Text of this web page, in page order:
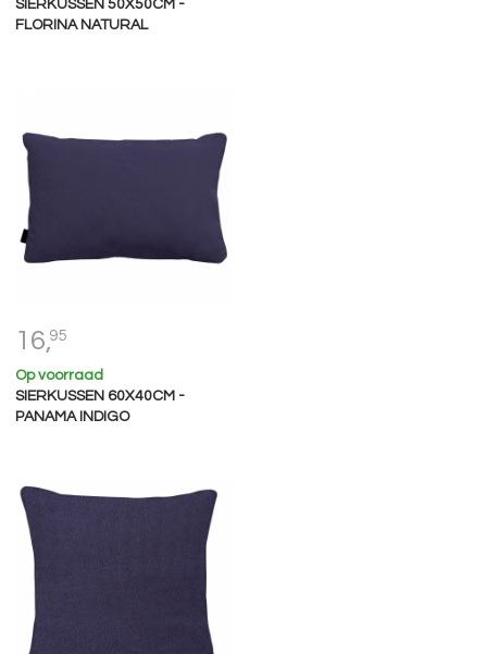
SIERKUSSEN 50X50CM -
FLORINA NATURAL
16,95
Op voorraad
SIERKUSSEN 60X40CM -
PANAMA INDIGO